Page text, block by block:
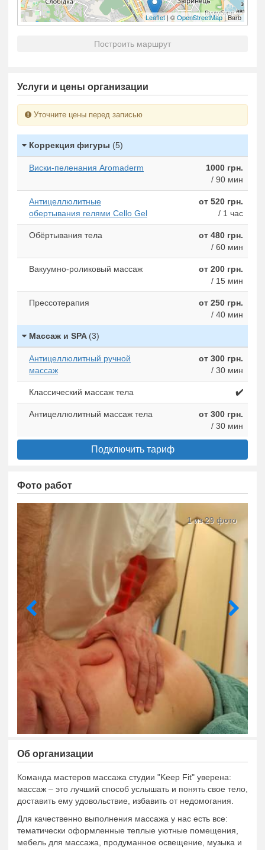
Leaflet| ©OpenStreetMap| Barb
Построить маршрут
Услуги и цены организации
Уточните цены перед записью
Коррекция фигуры (5)
Виски-пеленания Aromaderm
1000 грн.
/ 90 мин
Антицеллюлитные
обертывания гелями Cello Gel
от 520 грн.
/ 1 час
Обёртывания тела
от 480 грн.
/ 60 мин
Вакуумно-роликовый массаж
от 200 грн.
/ 15 мин
Прессотерапия
от 250 грн.
/ 40 мин
Массаж и SPA (3)
Антицеллюлитный ручной
массаж
от 300 грн.
/ 30 мин
Классический массаж тела ✔️
Антицеллюлитный массаж тела
от 300 грн.
/ 30 мин
Подключить тариф
Фото работ
1 из 29 фото
Об организации
Команда мастеров массажа студии "Keep Fit" уверена:
массаж – это лучший способ услышать и понять свое тело,
доставить ему удовольствие, избавить от недомогания.
Для качественно выполнения массажа у нас есть все:
тематически оформленные теплые уютные помещения,
мебель для массажа, продуманное освещение, музыка и